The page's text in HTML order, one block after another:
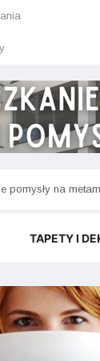
- jak dobrać do
TAPETY I